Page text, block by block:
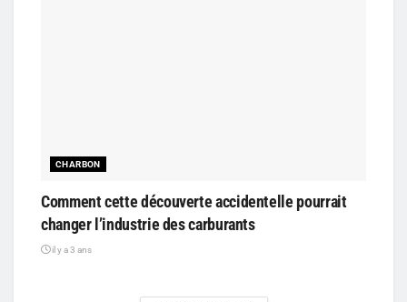
CHARBON
Comment cette découverte accidentelle pourrait
changer l’industrie des carburants
il y a 3 ans